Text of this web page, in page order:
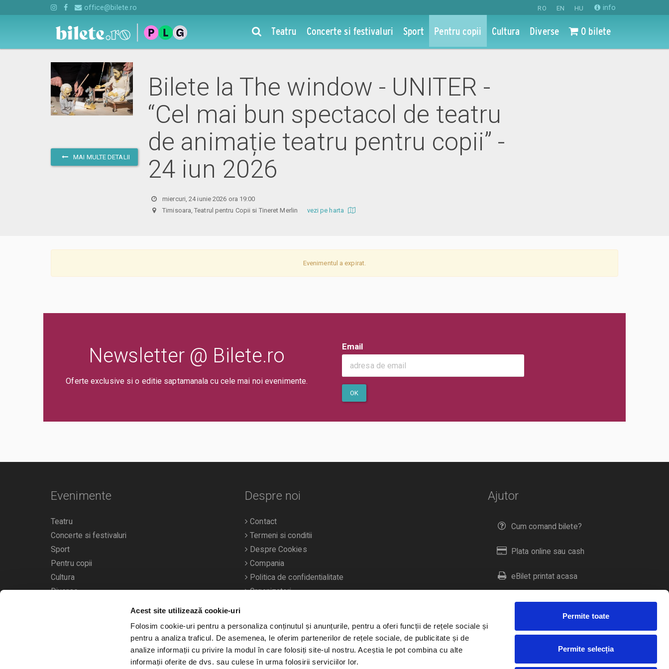
Acest site utilizează cookie-uri
Folosim cookie-uri pentru a personaliza conținutul și anunțurile, pentru a oferi funcții de rețele sociale și
pentru a analiza traficul. De asemenea, le oferim partenerilor de rețele sociale, de publicitate și de
analize informații cu privire la modul în care folosiți site-ul nostru. Aceștia le pot combina cu alte
informații oferite de dvs. sau culese în urma folosirii serviciilor lor.
Permite toate
Permite selecția
RO EN HU info
office@bilete.ro
Teatru Concerte si festivaluri Sport Pentru copii Cultura Diverse 0 bilete
MAI MULTE DETALII
Bilete la The window - UNITER -
“Cel mai bun spectacol de teatru
de animație teatru pentru copii” -
24 iun 2026
miercuri, 24 iunie 2026 ora 19:00
Timisoara, Teatrul pentru Copii si Tineret Merlin vezi pe harta
Evenimentul a expirat.
Newsletter @ Bilete.ro
Oferte exclusive si o editie saptamanala cu cele mai noi evenimente.
Email
OK
Ajutor
Cum comand bilete?
Plata online sau cash
eBilet printat acasa
Livrare prin curier
Duplicare bilete
Evenimente
Teatru
Concerte si festivaluri
Sport
Pentru copii
Cultura
Diverse
Calendarul evenimentelor
Despre noi
Contact
Termeni si conditii
Despre Cookies
Compania
Politica de confidentialitate
Organizatori